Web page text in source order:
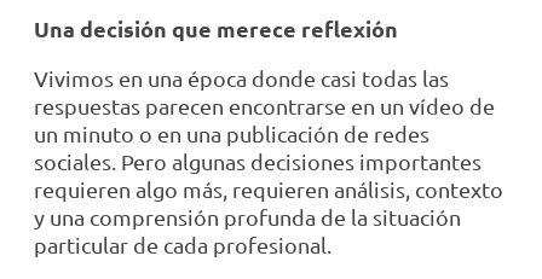
Una decisión que merece reflexión
Vivimos en una época donde casi todas las
respuestas parecen encontrarse en un vídeo de
un minuto o en una publicación de redes
sociales. Pero algunas decisiones importantes
requieren algo más, requieren análisis, contexto
y una comprensión profunda de la situación
particular de cada profesional.